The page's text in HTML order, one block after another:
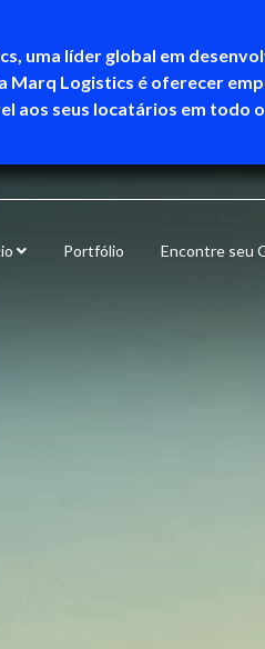
uma líder global em
Marq Logistics é oferecer
aos seus locatários em todo o
Portfólio Encontre seu